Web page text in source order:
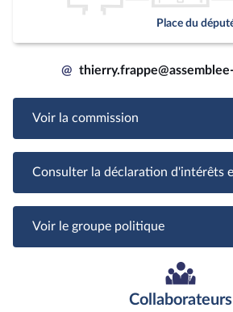
Place du
@
Voir la commission
Consulter la déclaration d'intérêts
Voir le groupe politique
Collaborateurs